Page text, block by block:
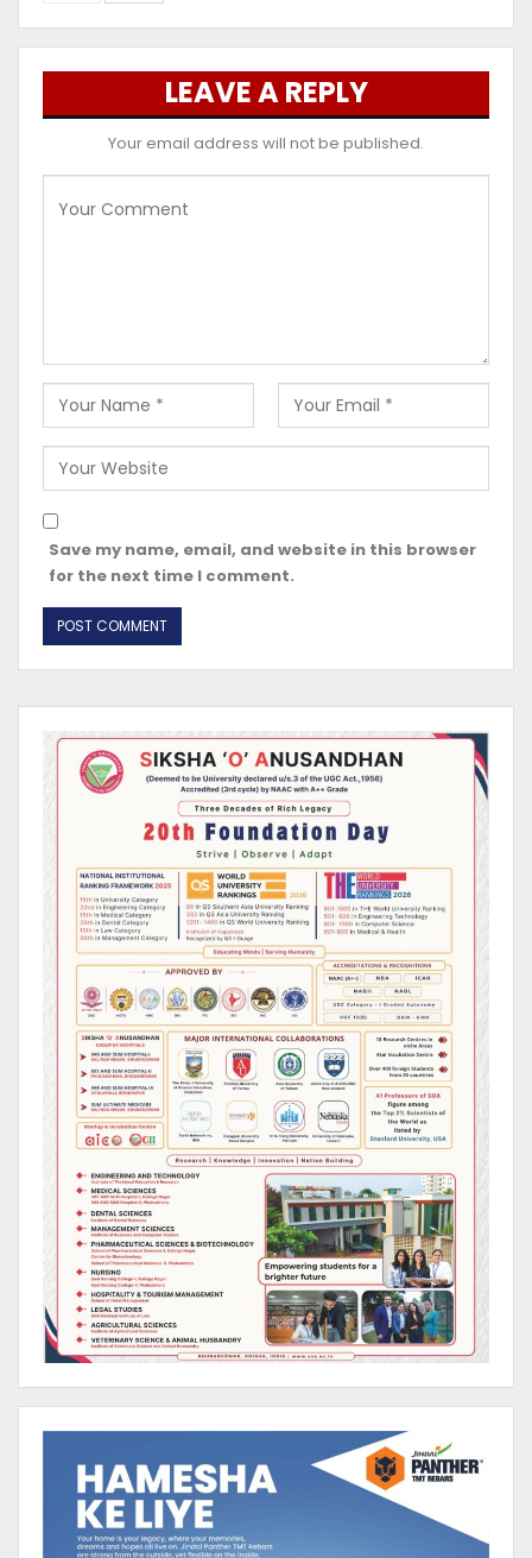
LEAVE A REPLY
Your email address will not be published.
Save my name, email, and website in this browser
for the next time I comment.